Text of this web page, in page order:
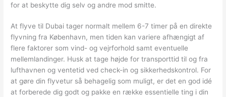
for at beskytte dig selv og andre mod smitte.
At flyve til Dubai tager normalt mellem 6-7 timer på en direkte
flyvning fra København, men tiden kan variere afhængigt af
flere faktorer som vind- og vejrforhold samt eventuelle
mellemlandinger. Husk at tage højde for transporttid til og fra
lufthavnen og ventetid ved check-in og sikkerhedskontrol. For
at gøre din flyvetur så behagelig som muligt, er det en god idé
at forberede dig godt og pakke en række essentielle ting i din